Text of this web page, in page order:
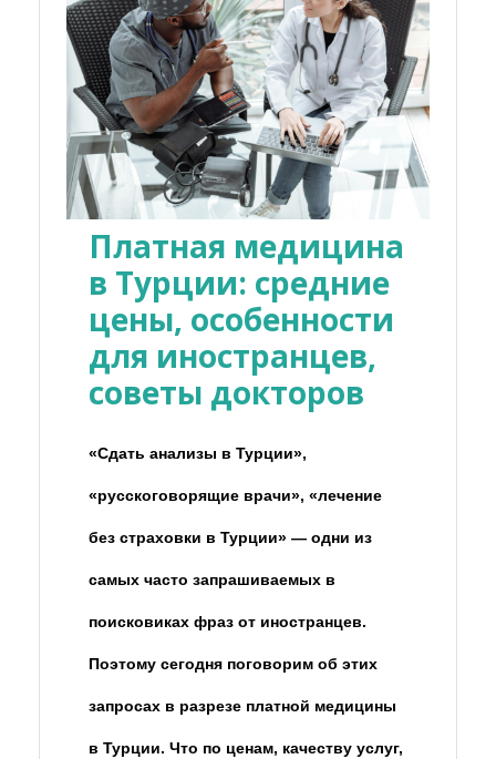
Платная медицина
в Турции: средние
цены, особенности
для иностранцев,
советы докторов
«Сдать анализы в Турции»,
«русскоговорящие врачи», «лечение
без страховки в Турции» — одни из
самых часто запрашиваемых в
поисковиках фраз от иностранцев.
Поэтому сегодня поговорим об этих
запросах в разрезе платной медицины
в Турции. Что по ценам, качеству услуг,